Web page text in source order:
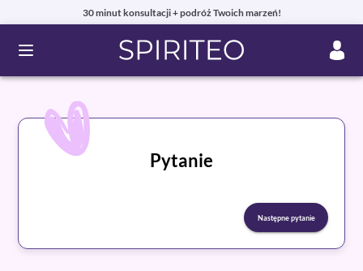
30 minut konsultacji + podróż Twoich marzeń!
Ouvrir le menu
Pytanie
Następne pytanie